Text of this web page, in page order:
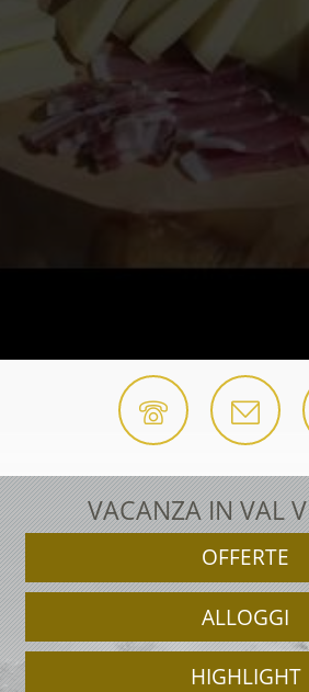
VACANZA IN VAL
OFFERTE
ALLOGGI
HIGHLIGHT